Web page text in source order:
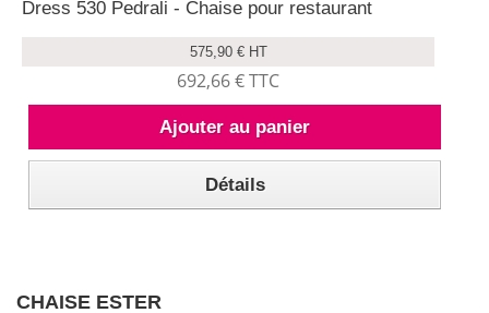
Dress 530 Pedrali - Chaise pour restaurant
575,90 € HT
692,66 € TTC
Ajouter au panier
Détails
CHAISE ESTER